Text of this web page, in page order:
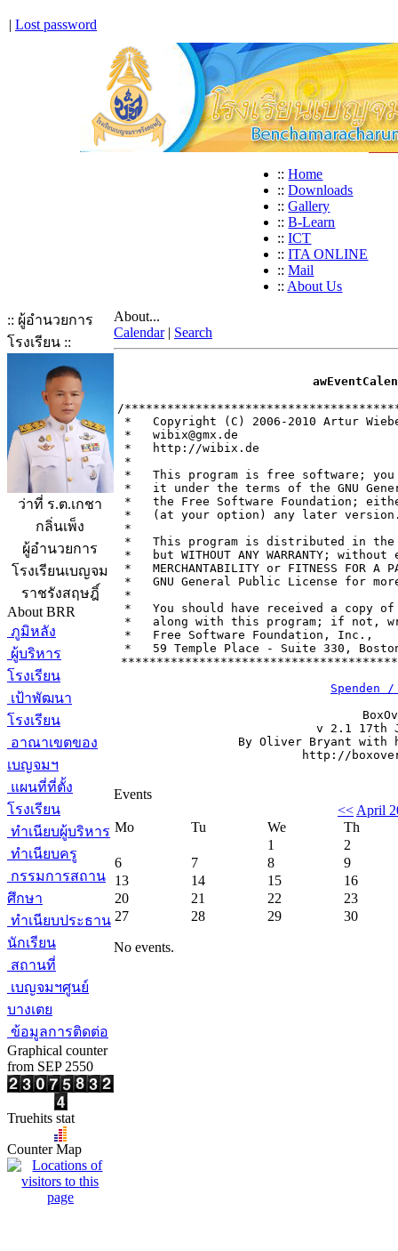
| Lost password
:: Home
:: Downloads
:: Gallery
:: B-Learn
:: ICT
:: ITA ONLINE
:: Mail
:: About Us
:: ผู้อำนวยการ
โรงเรียน ::
ว่าที่ ร.ต.เกชา
กลิ่นเพ็ง
ผู้อำนวยการ
โรงเรียนเบญจม
ราชรังสฤษฎิ์
About BRR
ภูมิหลัง
ผู้บริหาร
โรงเรียน
เป้าพัฒนา
โรงเรียน
อาณาเขตของ
เบญจมฯ
แผนที่ที่ตั้ง
โรงเรียน
ทำเนียบผู้บริหาร
ทำเนียบครู
กรรมการสถาน
ศึกษา
ทำเนียบประธาน
นักเรียน
สถานที่
เบญจมฯศูนย์
บางเตย
ข้อมูลการติดต่อ
Graphical counter
from SEP 2550
Truehits stat
Counter Map
About...
Calendar | Search
/
*   Copyright (C) 2006-2010
*   wibix@gmx.de
*   http://wibix.de
*
*   This program is free software;
*   it under the terms of the GNU
*   the Free Software Foundation;
*   (at your option) any later
*
*   This program is distributed in
*   but WITHOUT ANY WARRANTY;
*   MERCHANTABILITY or FITNESS FOR
*   GNU General Public License
*
*   You should have received a copy
*   along with this program; if
*   Free Software Foundation,
*   59 Temple Place - Suite 330,
Spenden
v 2.1 17th
By Oliver Bryant with
http://
Events
<< April
Mo
Tu We
Th
1
2
6
7 8
9
13
14 15
16
20
21 22
23
27
28 29 30
No events.